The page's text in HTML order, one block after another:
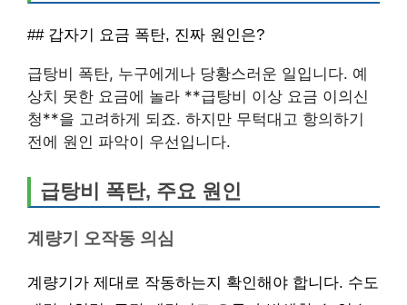
## 갑자기 요금 폭탄, 진짜 원인은?
급탕비 폭탄, 누구에게나 당황스러운 일입니다. 예
상치 못한 요금에 놀라 **급탕비 이상 요금 이의신
청**을 고려하게 되죠. 하지만 무턱대고 항의하기
전에 원인 파악이 우선입니다.
급탕비 폭탄, 주요 원인
계량기 오작동 의심
계량기가 제대로 작동하는지 확인해야 합니다. 수도